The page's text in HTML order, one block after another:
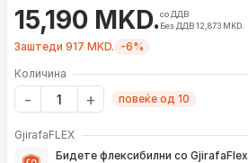
15,190 MKD.со ДДВ
Без ДДВ 12,873 MKD.
Заштеди 917 MKD. -6%
Количина
повеќе од 10
GjirafaFLEX
Бидете флексибилни со GjirafaFlex